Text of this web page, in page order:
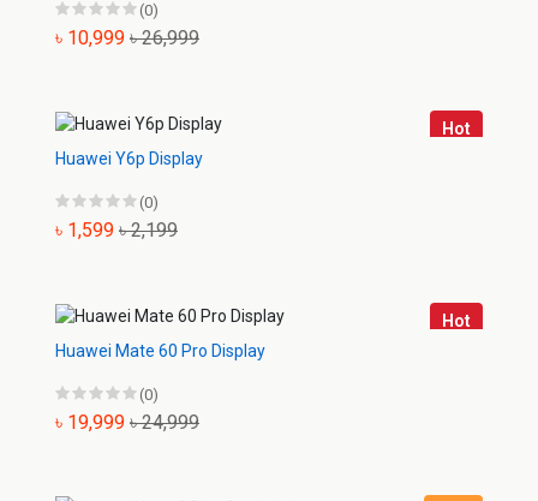
(0)
৳ 10,999 ৳ 26,999
Hot
Huawei Y6p Display
(0)
৳ 1,599 ৳ 2,199
Hot
Huawei Mate 60 Pro Display
(0)
৳ 19,999 ৳ 24,999